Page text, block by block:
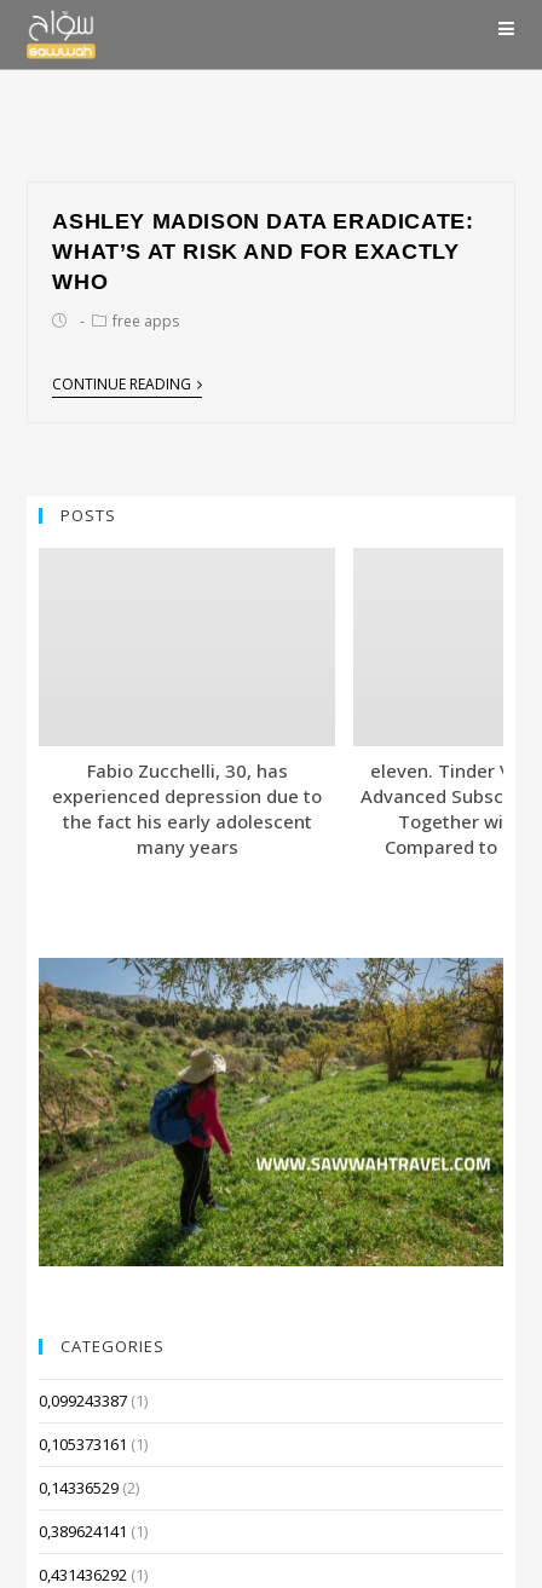
ASHLEY MADISON DATA ERADICATE:
WHAT’S AT RISK AND FOR EXACTLY
WHO
free apps
CONTINUE READING
POSTS
Fabio Zucchelli, 30, has
experienced depression due to
the fact his early adolescent
many years
eleven. Tinder
Advanced
Together with
Compared to
CATEGORIES
0,099243387 (1)
0,105373161 (1)
0,14336529 (2)
0,389624141 (1)
0,431436292 (1)